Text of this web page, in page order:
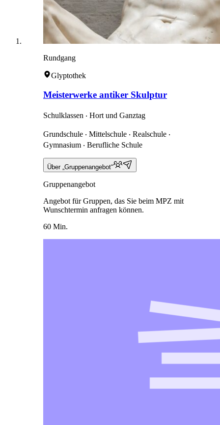
Rundgang
Glyptothek
Meisterwerke antiker Skulptur
Schulklassen ‧ Hort und Ganztag
Grundschule ‧ Mittelschule ‧ Realschule ‧
Gymnasium ‧ Berufliche Schule
Über „Gruppenangebot“
Gruppenangebot
Angebot für Gruppen, das Sie beim MPZ mit
Wunschtermin anfragen können.
60 Min.